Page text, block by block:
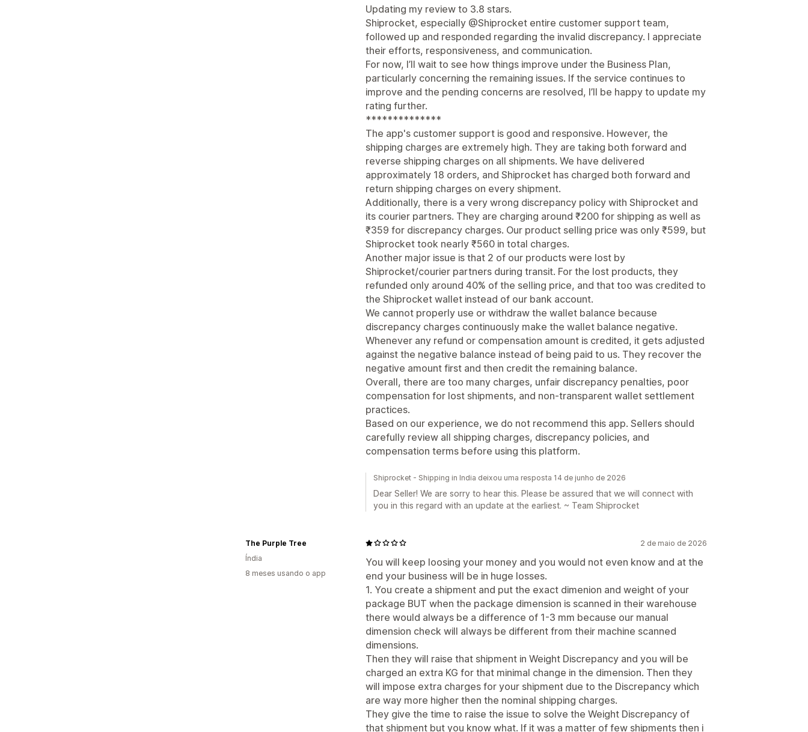
Updating my review to 3.8 stars.
Shiprocket, especially @Shiprocket entire customer support team,
followed up and responded regarding the invalid discrepancy. I appreciate
their efforts, responsiveness, and communication.
For now, I’ll wait to see how things improve under the Business Plan,
particularly concerning the remaining issues. If the service continues to
improve and the pending concerns are resolved, I’ll be happy to update my
rating further.
**************
The app's customer support is good and responsive. However, the
shipping charges are extremely high. They are taking both forward and
reverse shipping charges on all shipments. We have delivered
approximately 18 orders, and Shiprocket has charged both forward and
return shipping charges on every shipment.
Additionally, there is a very wrong discrepancy policy with Shiprocket and
its courier partners. They are charging around ₹200 for shipping as well as
₹359 for discrepancy charges. Our product selling price was only ₹599, but
Shiprocket took nearly ₹560 in total charges.
Another major issue is that 2 of our products were lost by
Shiprocket/courier partners during transit. For the lost products, they
refunded only around 40% of the selling price, and that too was credited to
the Shiprocket wallet instead of our bank account.
We cannot properly use or withdraw the wallet balance because
discrepancy charges continuously make the wallet balance negative.
Whenever any refund or compensation amount is credited, it gets adjusted
against the negative balance instead of being paid to us. They recover the
negative amount first and then credit the remaining balance.
Overall, there are too many charges, unfair discrepancy penalties, poor
compensation for lost shipments, and non-transparent wallet settlement
practices.
Based on our experience, we do not recommend this app. Sellers should
carefully review all shipping charges, discrepancy policies, and
compensation terms before using this platform.
Shiprocket - Shipping in India deixou uma resposta 14 de junho de 2026
Dear Seller! We are sorry to hear this. Please be assured that we will connect with
you in this regard with an update at the earliest. ~ Team Shiprocket
2 de maio de 2026
You will keep loosing your money and you would not even know and at the
end your business will be in huge losses.
1. You create a shipment and put the exact dimenion and weight of your
package BUT when the package dimension is scanned in their warehouse
there would always be a difference of 1-3 mm because our manual
dimension check will always be different from their machine scanned
dimensions.
Then they will raise that shipment in Weight Discrepancy and you will be
charged an extra KG for that minimal change in the dimension. Then they
will impose extra charges for your shipment due to the Discrepancy which
are way more higher then the nominal shipping charges.
They give the time to raise the issue to solve the Weight Discrepancy of
that shipment but you know what. If it was a matter of few shipments then i
The Purple Tree
Índia
8 meses usando o app